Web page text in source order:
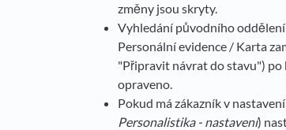
změny jsou skryty.
Vyhledání původního
Personální evidence / Karta
"Připravit návrat do stavu") po
opraveno.
Pokud má zákazník v
Personalistika - nastavení)